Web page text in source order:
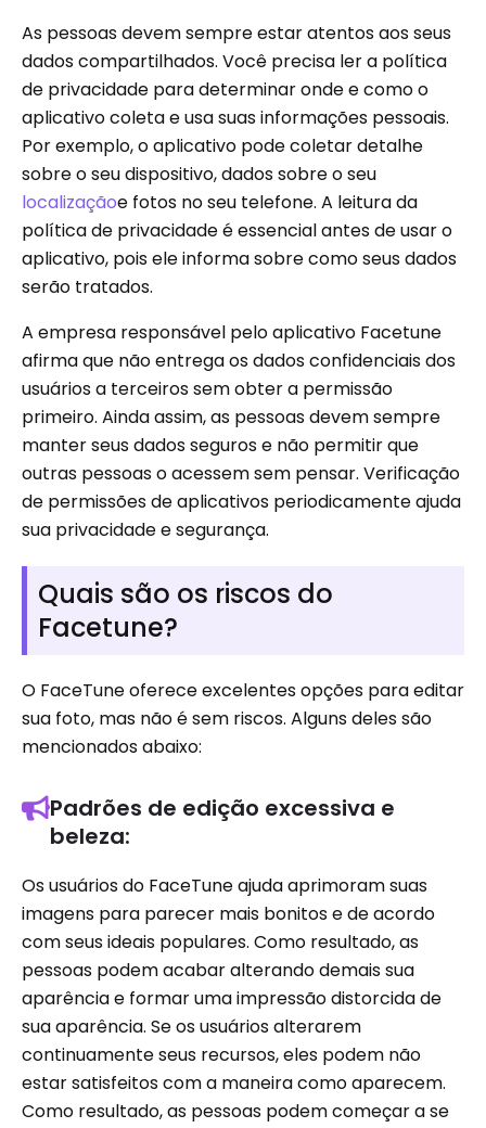
As pessoas devem sempre estar atentos aos seus
dados compartilhados. Você precisa ler a política
de privacidade para determinar onde e como o
aplicativo coleta e usa suas informações pessoais.
Por exemplo, o aplicativo pode coletar detalhe
sobre o seu dispositivo, dados sobre o seu
localizaçãoe fotos no seu telefone. A leitura da
política de privacidade é essencial antes de usar o
aplicativo, pois ele informa sobre como seus dados
serão tratados.
A empresa responsável pelo aplicativo Facetune
afirma que não entrega os dados confidenciais dos
usuários a terceiros sem obter a permissão
primeiro. Ainda assim, as pessoas devem sempre
manter seus dados seguros e não permitir que
outras pessoas o acessem sem pensar. Verificação
de permissões de aplicativos periodicamente ajuda
sua privacidade e segurança.
Quais são os riscos do
Facetune?
O FaceTune oferece excelentes opções para editar
sua foto, mas não é sem riscos. Alguns deles são
mencionados abaixo:
Padrões de edição excessiva e
beleza:
Os usuários do FaceTune ajuda aprimoram suas
imagens para parecer mais bonitos e de acordo
com seus ideais populares. Como resultado, as
pessoas podem acabar alterando demais sua
aparência e formar uma impressão distorcida de
sua aparência. Se os usuários alterarem
continuamente seus recursos, eles podem não
estar satisfeitos com a maneira como aparecem.
Como resultado, as pessoas podem começar a se